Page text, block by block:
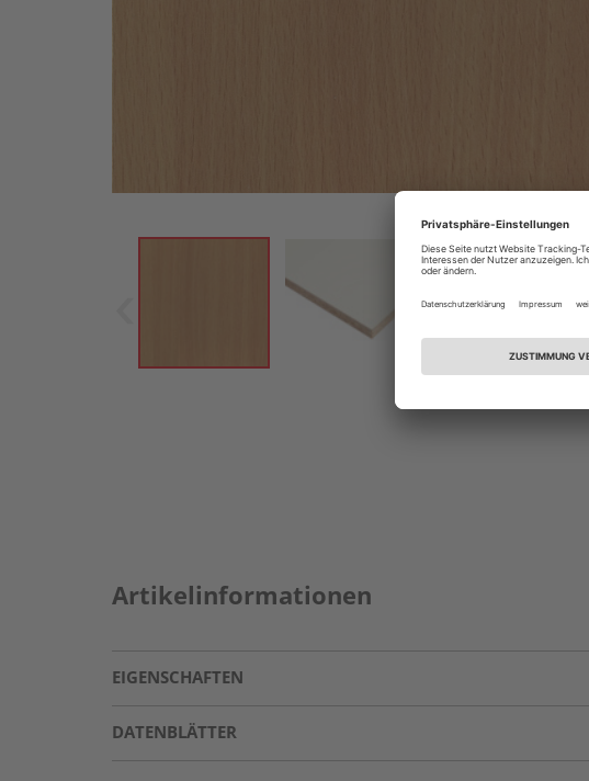
Artikelinformationen
EIGENSCHAFTEN
DATENBLÄTTER